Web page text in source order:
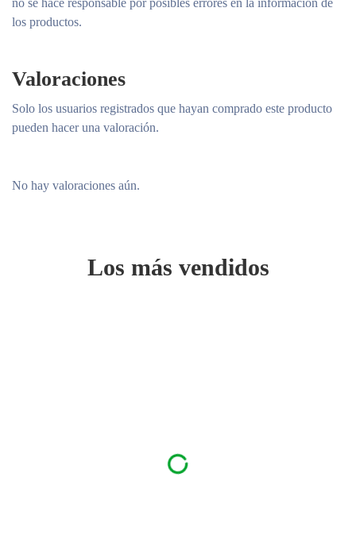
los productos.
Valoraciones
No hay valoraciones aún.
Solo los usuarios registrados que hayan comprado este producto
pueden hacer una valoración.
Los más vendidos